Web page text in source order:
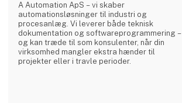
A Automation ApS – vi skaber
automationsløsninger til industri og
procesanlæg. Vi leverer både teknisk
dokumentation og softwareprogrammering –
og kan træde til som konsulenter, når din
virksomhed mangler ekstra hænder til
projekter eller i travle perioder.